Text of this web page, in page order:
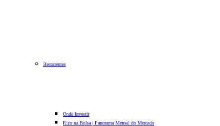
Recorrentes
Onde Investir
Rico na Bolsa | Panorama Mensal do Mercado